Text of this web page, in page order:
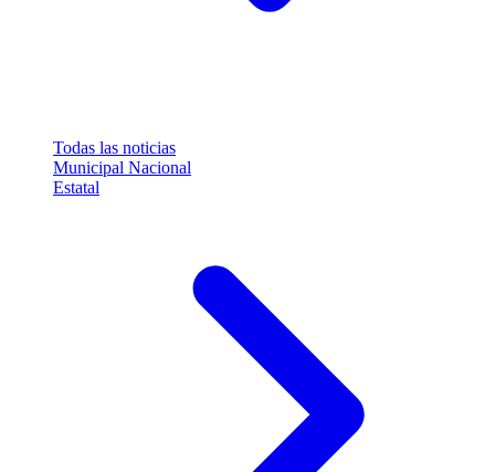
Todas las noticias
Municipal Nacional
Estatal